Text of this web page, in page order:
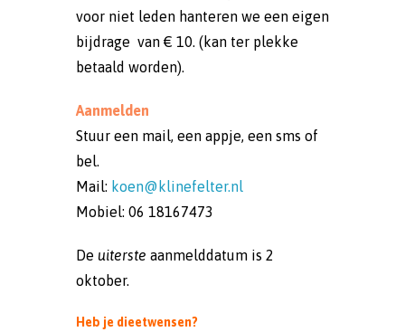
voor niet leden hanteren we een eigen
bijdrage van € 10. (kan ter plekke
betaald worden).
Aanmelden
Stuur een mail, een appje, een sms of
bel.
Mail: koen@klinefelter.nl
Mobiel: 06 18167473
De uiterste aanmelddatum is 2
oktober.
Heb je dieetwensen?